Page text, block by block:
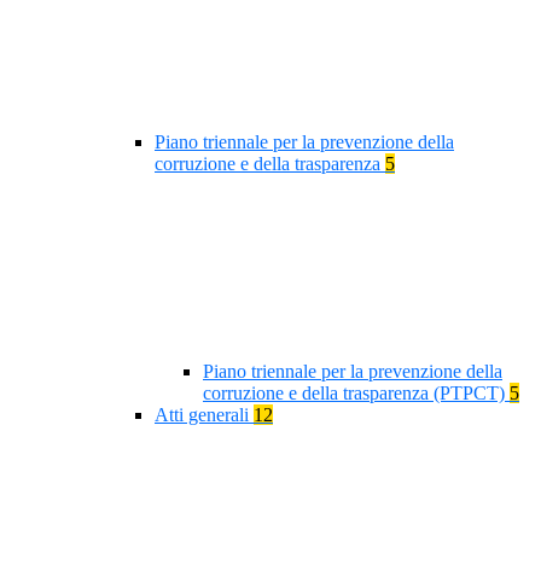
Piano triennale per la prevenzione della
corruzione e della trasparenza 5
Piano triennale per la prevenzione della
corruzione e della trasparenza (PTPCT) 5
Atti generali 12